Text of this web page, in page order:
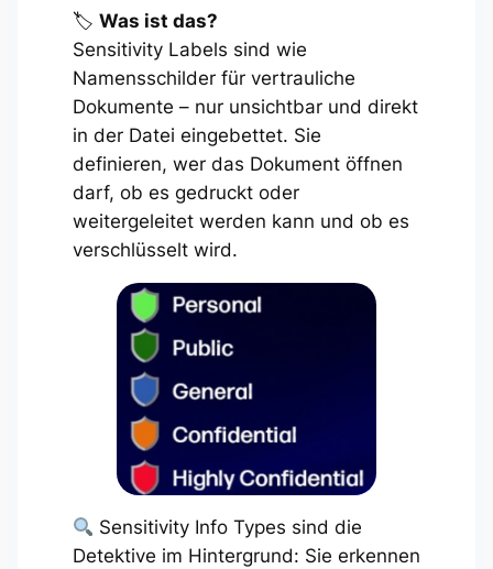
🏷 Was ist das?
Sensitivity Labels sind wie
Namensschilder für vertrauliche
Dokumente – nur unsichtbar und direkt
in der Datei eingebettet. Sie
definieren, wer das Dokument öffnen
darf, ob es gedruckt oder
weitergeleitet werden kann und ob es
verschlüsselt wird.
Sensitivity Info Types sind die
Detektive im Hintergrund: Sie erkennen